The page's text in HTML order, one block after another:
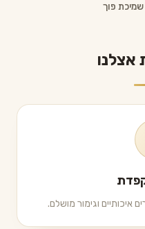
שמיכת פוך
אצלנו
איכותיים וגימור מושלם.